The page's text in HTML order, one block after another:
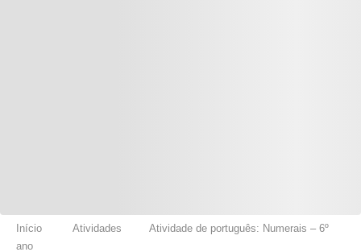
Início Atividades
Atividade de português: Numerais – 6º
ano